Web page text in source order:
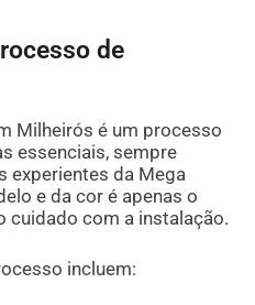
de
Milheirós é um processo
essenciais, sempre
experientes da Mega
e da cor é apenas o
cuidado com a instalação.
incluem: